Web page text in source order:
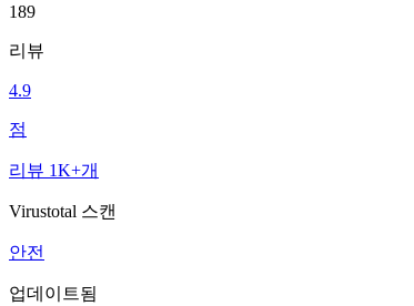
189
리뷰
4.9
점
리뷰 1K+개
Virustotal 스캔
안전
업데이트됨